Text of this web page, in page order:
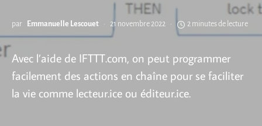
par Emmanuelle Lescouet 21 novembre 2022 2 minutes de lecture
Avec l’aide de IFTTT.com, on peut programmer
facilement des actions en chaîne pour se faciliter
la vie comme lecteur.ice ou éditeur.ice.